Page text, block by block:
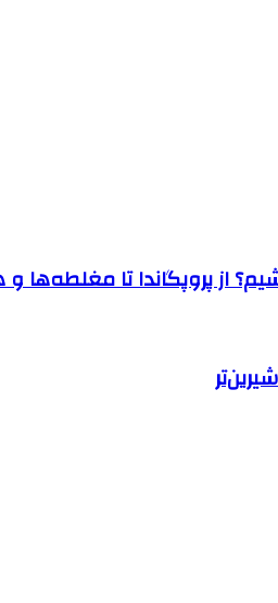
از پروپگاندا تا مغلطه‌ها